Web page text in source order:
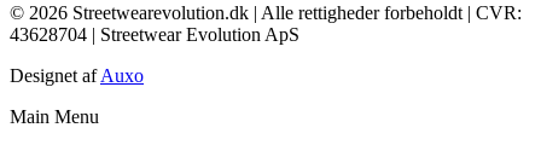
© 2026 Streetwearevolution.dk | Alle rettigheder forbeholdt | CVR:
43628704 | Streetwear Evolution ApS
Designet afAuxo
Main Menu